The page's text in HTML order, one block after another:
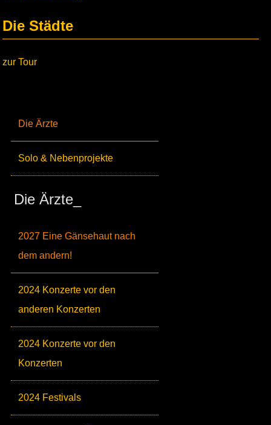
Die Ärzte
Solo & Nebenprojekte
Die Ärzte_
2027 Eine Gänsehaut nach
dem andern!
2024 Konzerte vor den
anderen Konzerten
2024 Konzerte vor den
Konzerten
2024 Festivals
Die Städte
zur Tour